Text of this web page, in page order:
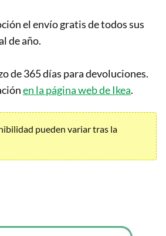
el envío gratis de todos sus
de año.
de 365 días para devoluciones.
en la página web de Ikea.
pueden variar tras la